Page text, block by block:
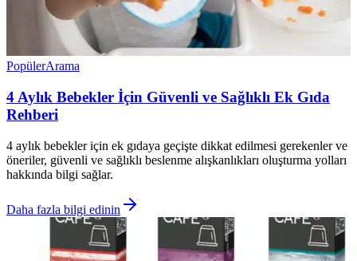
PopülerArama
4 Aylık Bebekler İçin Güvenli ve Sağlıklı Ek Gıda
Rehberi
4 aylık bebekler için ek gıdaya geçişte dikkat edilmesi gerekenler ve
öneriler, güvenli ve sağlıklı beslenme alışkanlıkları oluşturma yolları
hakkında bilgi sağlar.
Daha fazla bilgi edinin